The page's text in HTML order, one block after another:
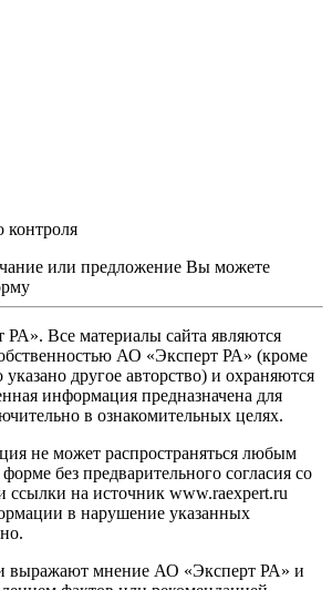
контроля
или предложение Вы можете
Все материалы сайта являются
АО «Эксперт РА» (кроме
указано другое авторство) и охраняются
информация предназначена для
в ознакомительных целях.
не может распространяться любым
без предварительного согласия со
ссылки на источник www.raexpert.ru
в нарушение указанных
выражают мнение АО «Эксперт РА» и